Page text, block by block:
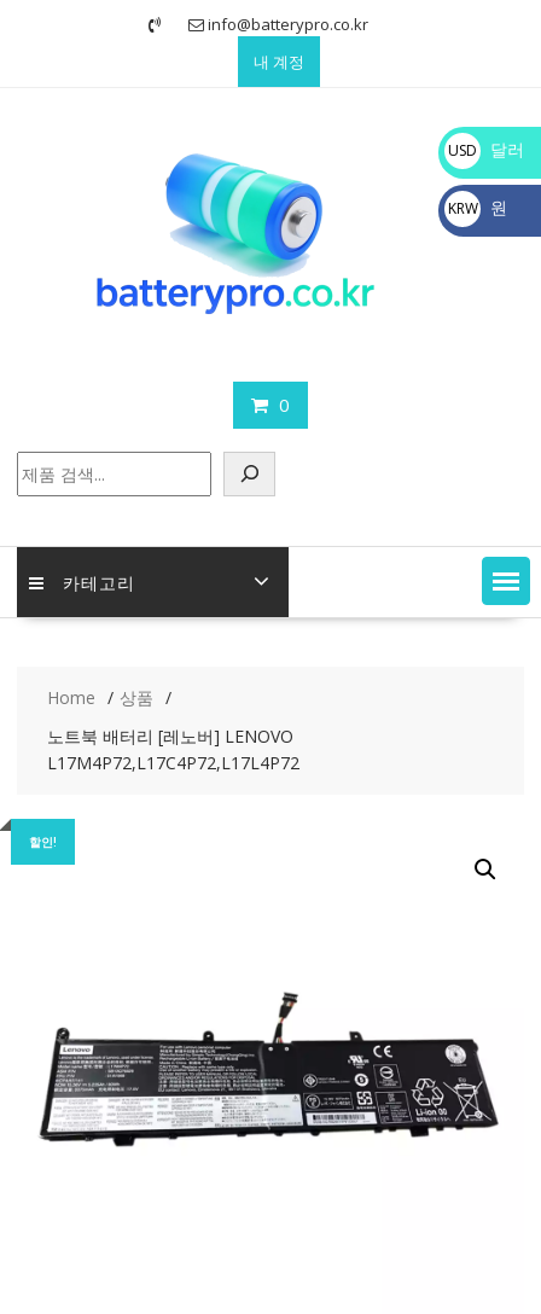
info@batterypro.co.kr
내 계정
0
색
카테고리
Home
상품
노트북 배터리 [레노버] LENOVO
L17M4P72,L17C4P72,L17L4P72
할인!
USD
$
달러
KRW
₩
원